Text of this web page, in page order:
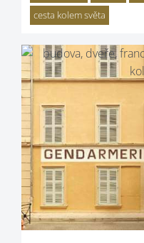
cesta kolem světa